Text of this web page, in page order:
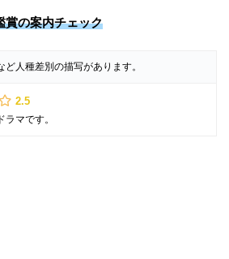
賞の案内チェック
ど人種差別の描写があります。
2.5
マです。